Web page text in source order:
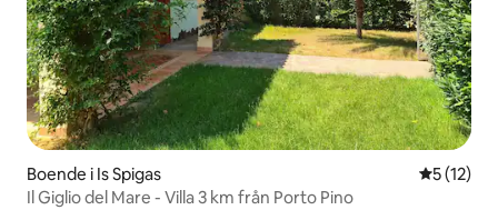
Boende i Is Spigas 5 av 5 i
5 (12)
Il Giglio del Mare - Villa 3 km från Porto Pino